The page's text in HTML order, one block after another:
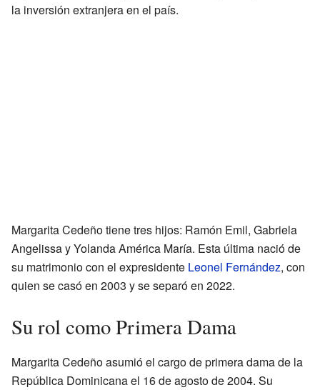
la inversión extranjera en el país.
Margarita Cedeño tiene tres hijos: Ramón Emil, Gabriela
Angelissa y Yolanda América María. Esta última nació de
su matrimonio con el expresidente Leonel Fernández, con
quien se casó en 2003 y se separó en 2022.
Su rol como Primera Dama
Margarita Cedeño asumió el cargo de primera dama de la
República Dominicana el 16 de agosto de 2004. Su